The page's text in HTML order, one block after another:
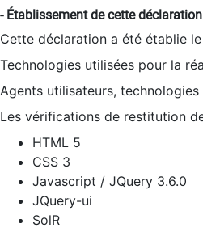
- Établissement de cette
Cette déclaration a été établie
Technologies utilisées pour la
Agents utilisateurs,
Les vérifications de restitution
HTML 5
CSS 3
Javascript / JQuery 3.6.0
JQuery-ui
SolR